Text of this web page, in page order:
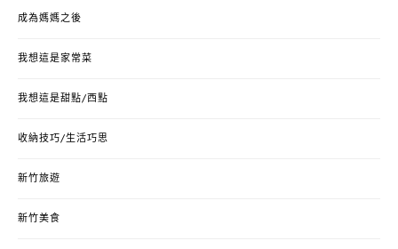
成為媽媽之後
我想這是家常菜
我想這是甜點/西點
收納技巧/生活巧思
新竹旅遊
新竹美食